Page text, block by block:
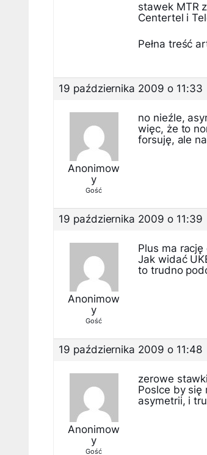
stawek MTR
Centertel i
Pełna treść
19 października 2009 o 11:33
Anonimow
y
Gość
no nieźle,
więc, że to
forsuję, ale
19 października 2009 o 11:39
Anonimow
y
Gość
Plus ma
Jak widać
to trudno
19 października 2009 o 11:48
Anonimow
y
Gość
zerowe
Poslce by się
asymetrii, i